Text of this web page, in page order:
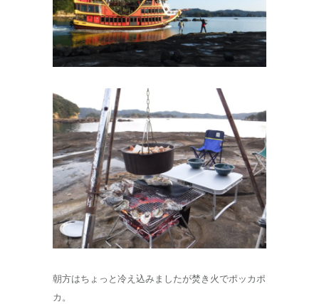
朝方はちょっと冷え込みましたが焚き火でポッカポ
カ。